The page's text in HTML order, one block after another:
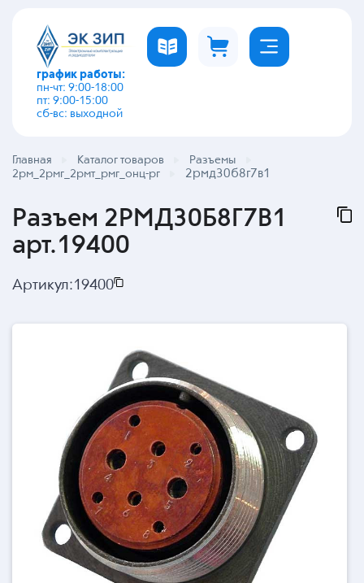
график работы:
пн-чт: 9:00-18:00
пт: 9:00-15:00
сб-вс: выходной
Главная Каталог товаров
Разъемы
2рм_2рмг_2рмт_рмг_онц-рг
2рмд30б8г7в1
Разъем 2РМД30Б8Г7В1
арт.19400
Артикул:19400